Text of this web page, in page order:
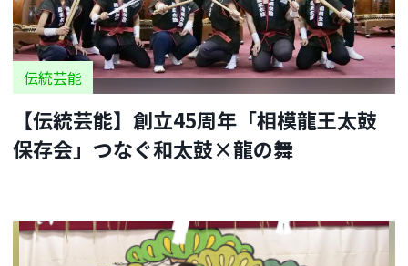
伝統芸能
【伝統芸能】創立45周年「相模龍王太鼓
保存会」つなぐ和太鼓×龍の舞